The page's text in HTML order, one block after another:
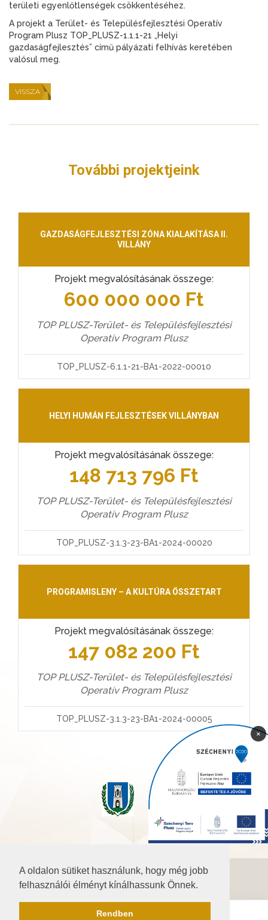
A oldalon sütiket használunk, hogy még jobb
felhasználói élményt kínálhassunk Önnek.
Rendben
területi egyenlőtlenségek csökkentéséhez.
A projekt a Terület- és Településfejlesztési Operatív
Program Plusz TOP_PLUSZ-1.1.1-21 „Helyi
gazdaságfejlesztés” című pályázati felhívás keretében
valósul meg.
VISSZA
További projektjeink
GAZDASÁGFEJLESZTÉSI ZÓNA KIALAKÍTÁSA II.
VILLÁNY
Projekt megvalósításának összege:
600 000 000 Ft
TOP PLUSZ-Terület- és Településfejlesztési
Operatív Program Plusz
TOP_PLUSZ-6.1.1-21-BA1-2022-00010
HELYI HUMÁN FEJLESZTÉSEK VILLÁNYBAN
Projekt megvalósításának összege:
148 713 796 Ft
TOP PLUSZ-Terület- és Településfejlesztési
Operatív Program Plusz
TOP_PLUSZ-3.1.3-23-BA1-2024-00020
PROGRAMISLENY – A KULTÚRA ÖSSZETART
Projekt megvalósításának összege:
147 082 200 Ft
TOP PLUSZ-Terület- és Településfejlesztési
Operatív Program Plusz
TOP_PLUSZ-3.1.3-23-BA1-2024-00005
©2026 Baranya.hu
Akadálymentesítési nyilatkozat
×